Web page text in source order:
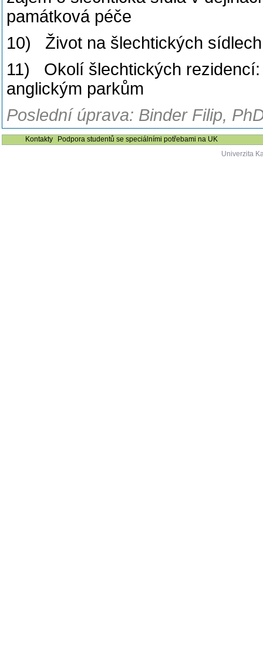
památková péče
10) Život na šlechtických
11) Okolí šlechtických
anglickým parkům
Poslední úprava: Binder Filip,
Kontakty
Podpora studentů se speciálními potřebami na UK
Univerzita